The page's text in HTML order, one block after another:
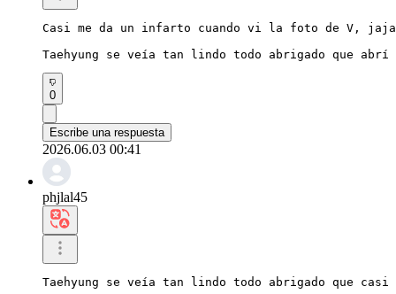
Casi me da un infarto cuando vi la foto de V,
Taehyung se veía tan lindo todo abrigado que
0
Escribe una respuesta
2026.06.03 00:41
phjlal45
Taehyung se veía tan lindo todo abrigado que